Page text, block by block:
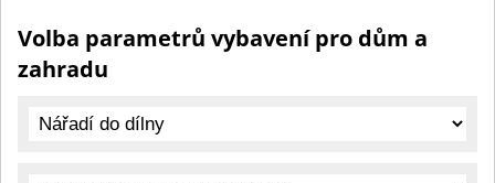
Volba parametrů vybavení pro dům a
zahradu